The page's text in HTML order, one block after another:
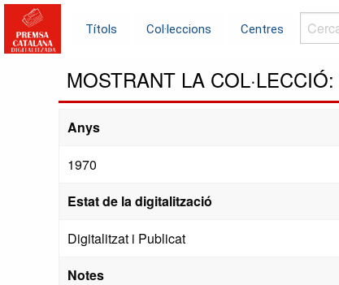
Títols Col·leccions Centres
Cercar
MOSTRANT LA COL·LECCIÓ:
Anys
1970
Estat de la digitalització
Digitalitzat i Publicat
Notes